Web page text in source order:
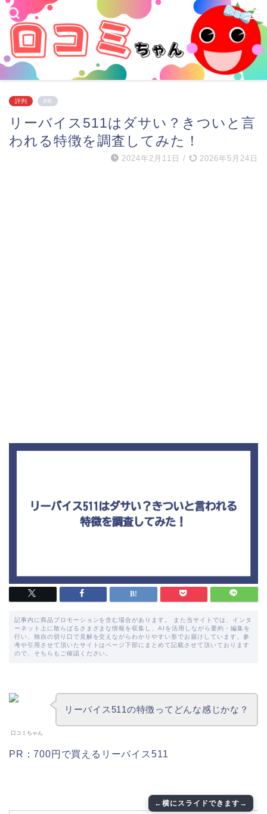
評判 PR
リーバイス511はダサい？きついと言
われる特徴を調査してみた！
2024年2月11日 / 2026年5月24日
記事内に商品プロモーションを含む場合があります。 また当サイトでは、インタ
ーネット上に散らばるさまざまな情報を収集し、AIを活用しながら要約・編集を
行い、独自の切り口で見解を交えながらわかりやすい形でお届けしています。参
考や引用させて頂いたサイトはページ下部にまとめて記載させて頂いております
ので、そちらもご確認ください。
口コミちゃん
リーバイス511の特徴ってどんな感じかな？
PR：700円で買えるリーバイス511